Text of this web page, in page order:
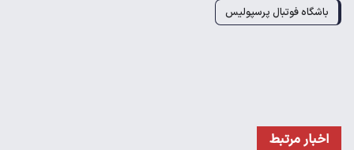
باشگاه فوتبال پرسپولیس
اخبار مرتبط